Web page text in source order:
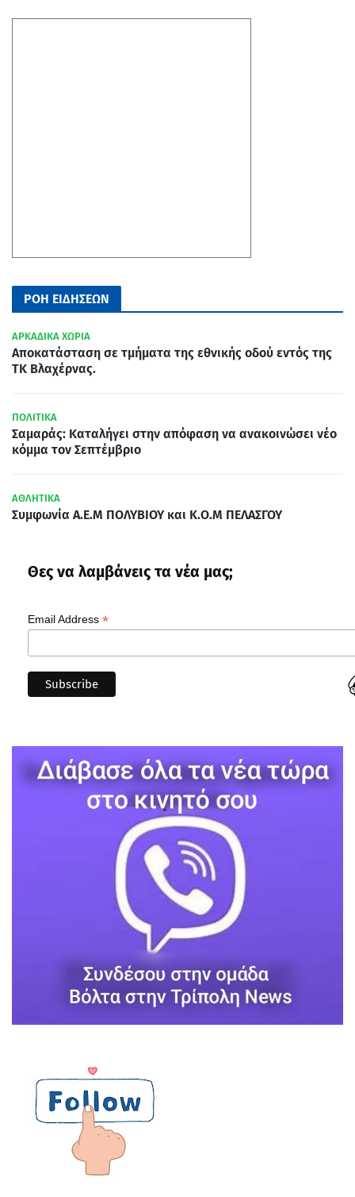
ΡΟΗ ΕΙΔΗΣΕΩΝ
ΑΡΚΑΔΙΚΑ ΧΩΡΙΑ
Aποκατάσταση σε τμήματα της εθνικής οδού εντός της
ΤΚ Βλαχέρνας.
ΠΟΛΙΤΙΚΑ
Σαμαράς: Καταλήγει στην απόφαση να ανακοινώσει νέο
κόμμα τον Σεπτέμβριο
ΑΘΛΗΤΙΚΑ
Συμφωνία Α.Ε.Μ ΠΟΛΥΒΙΟΥ και Κ.Ο.Μ ΠΕΛΑΣΓΟΥ
Θες να λαμβάνεις τα νέα μας;
Email Address *